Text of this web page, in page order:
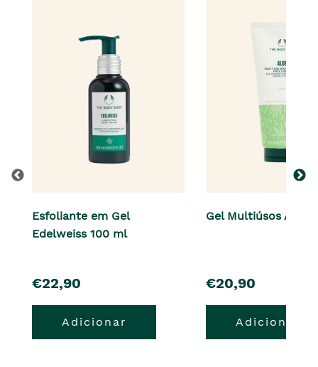
Esfoliante em Gel
Edelweiss 100 ml
pre�o
€22,90
Adicionar
Gel Multiúsos Aloe
pre�o
€20,90
Adicionar